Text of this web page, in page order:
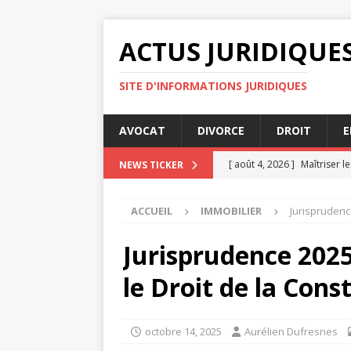
ACTUS
SITE D'INFORMATIONS JURIDIQUES
AVOCAT DIVORCE DROIT
NEWS TICKER [ août 4, 2026 ] Maîtriser
[ juillet 31, 2026 ]
[ juillet 30, 2026 ]
[ août 6, 2026 ] La RGPD
ACCUEIL IMMOBILIER
Jurisprudence
le Droit de la
octobre 14, 2025 Aurélien Dufresnes